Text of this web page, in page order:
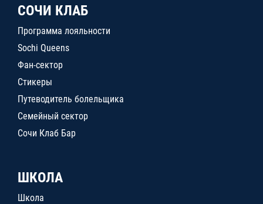
СОЧИ КЛАБ
Программа лояльности
Sochi Queens
Фан-сектор
Стикеры
Путеводитель болельщика
Семейный сектор
Сочи Клаб Бар
ШКОЛА
Школа